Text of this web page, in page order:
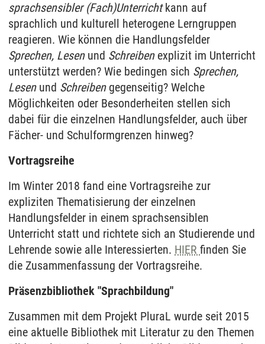
sprachsensibler (Fach)Unterrichtkann auf
sprachlich und kulturell heterogene Lerngruppen
reagieren. Wie können die Handlungsfelder
Sprechen, Lesenund Schreibenexplizit im Unterricht
unterstützt werden? Wie bedingen sich Sprechen,
Lesenund Schreibengegenseitig? Welche
Möglichkeiten oder Besonderheiten stellen sich
dabei für die einzelnen Handlungsfelder, auch über
Fächer- und Schulformgrenzen hinweg?
Vortragsreihe
Im Winter 2018 fand eine Vortragsreihe zur
expliziten Thematisierung der einzelnen
Handlungsfelder in einem sprachsensiblen
Unterricht statt und richtete sich an Studierende und
Lehrende sowie alle Interessierten. HIER finden Sie
die Zusammenfassung der Vortragsreihe.
Präsenzbibliothek "Sprachbildung"
Zusammen mit dem Projekt PluraL wurde seit 2015
eine aktuelle Bibliothek mit Literatur zu den Themen